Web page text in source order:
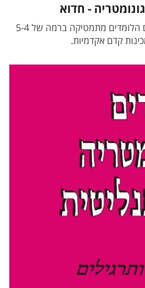
- חדוא
ספר לימוד זה מיועד לתלמידים הלומדים מתמטיקה ברמה של 5-4
קדם אקדמיות.